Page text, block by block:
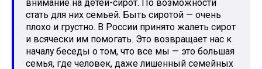
внимание на детей-сирот. По возможности
стать для них семьей. Быть сиротой — очень
плохо и грустно. В России принято жалеть сирот
и всячески им помогать. Это возвращает нас к
началу беседы о том, что все мы — это большая
семья, где человек, даже лишенный семейных